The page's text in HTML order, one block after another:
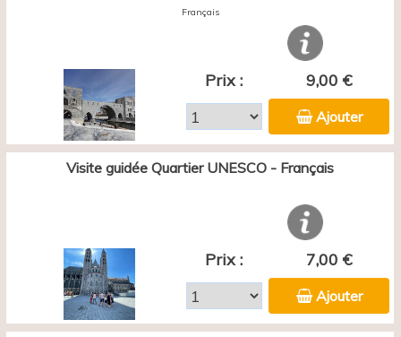
Français
Prix : 9,00 €
Ajouter
Visite guidée Quartier UNESCO - Français
Prix : 7,00 €
Ajouter